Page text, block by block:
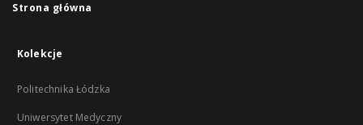
Strona główna
Kolekcje
Politechnika Łódzka
Uniwersytet Medyczny